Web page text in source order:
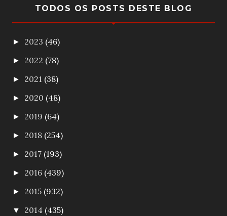
TODOS OS POSTS DESTE BLOG
► 2023 (46)
► 2022 (78)
► 2021 (38)
► 2020 (48)
► 2019 (64)
► 2018 (254)
► 2017 (193)
► 2016 (439)
► 2015 (932)
▼ 2014 (435)